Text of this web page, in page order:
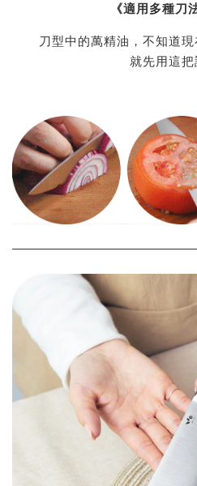
《適用多種刀
刀型中的萬精油，不知道現
就先用這把